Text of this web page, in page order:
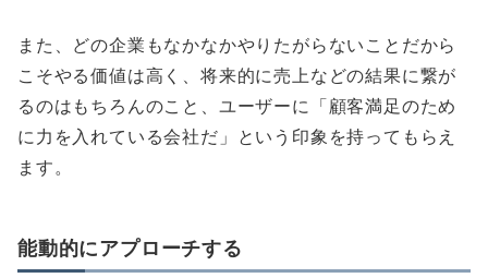
また、どの企業もなかなかやりたがらないことだから
こそやる価値は高く、将来的に売上などの結果に繋が
るのはもちろんのこと、ユーザーに「顧客満足のため
に力を入れている会社だ」という印象を持ってもらえ
ます。
能動的にアプローチする